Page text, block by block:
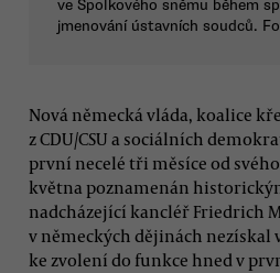
ve Spolkového sněmu během
jmenování ústavních soudců.
Nová německá vláda, koalice
z CDU/CSU a sociálních
první necelé tři měsíce od
května poznamenán
nadcházející kancléř Friedrich
v německých dějinách
ke zvolení do funkce hned v